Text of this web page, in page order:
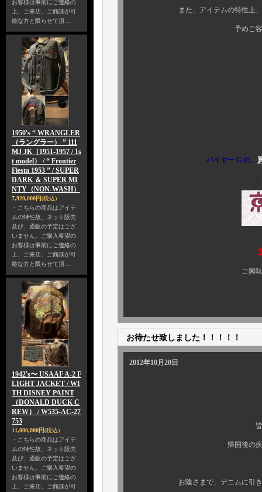
お客様は事前にご連絡の
上、ご来店、ご商談が可
能な方と限らせて頂…
1950's “ WRANGLER
（ラングラー） ” 111
MJ JK（1951-1957 / 1s
t model） / “ Frontier
Fiesta 1953 ” / SUPER
DARK ＆ SUPER MI
NTY（NON-WASH）
7,920,000円(税込)
・こちらの商品はアイテ
ムの特性故、ネット販売
及び、通販の予定はござ
いません。ご購入希望の
お客様は事前にご連絡の
上、ご来店、ご商談が可
能な方と限らせて頂…
1942's〜 USAAF A-2 F
LIGHT JACKET / WI
TH DISNEY PAINT
（DONALD DUCK C
REW） / W535-AC-27
753
11,000,000円(税込)
・こちらの商品はアイテ
ムの特性故、ネット販売
及び、通販の予定はござ
いません。ご購入希望の
お客様は事前にご連絡の
上、ご来店、ご商談が可
また、アイテムの特性上、今回
予めご容赦のほど、よ
バイヤー G の、
↓
１
ご興味のある方、ぜひ
お待たせ致しました！！！！！
2012年10月20日
皆様、大変お待た
帰国後の疾風怒涛の日々
お陰さまで、デニムに引き続き “